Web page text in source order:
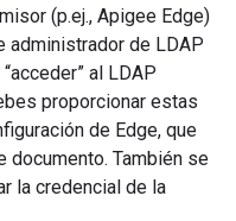
(p.ej., Apigee Edge)
administrador de LDAP
al LDAP
proporcionar estas
de Edge, que
documento. También se
la credencial de la